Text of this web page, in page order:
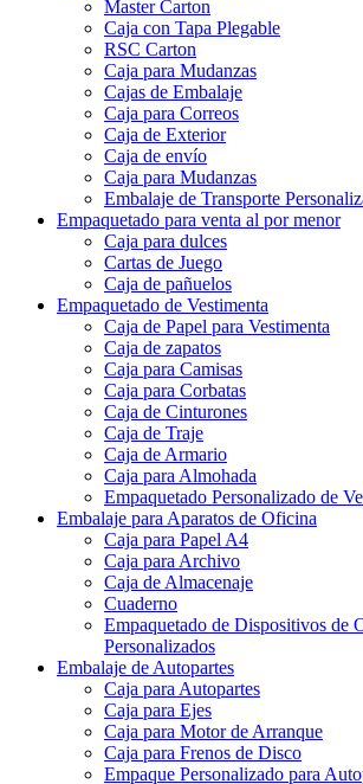
Master Carton
Caja con Tapa Plegable
RSC Carton
Caja para Mudanzas
Cajas de Embalaje
Caja para Correos
Caja de Exterior
Caja de envío
Caja para Mudanzas
Embalaje de Transporte
Empaquetado para venta al por menor
Caja para dulces
Cartas de Juego
Caja de pañuelos
Empaquetado de Vestimenta
Caja de Papel para Vestimenta
Caja de zapatos
Caja para Camisas
Caja para Corbatas
Caja de Cinturones
Caja de Traje
Caja de Armario
Caja para Almohada
Empaquetado Personalizado de
Embalaje para Aparatos de Oficina
Caja para Papel A4
Caja para Archivo
Caja de Almacenaje
Cuaderno
Empaquetado de Dispositivos de
Personalizados
Embalaje de Autopartes
Caja para Autopartes
Caja para Ejes
Caja para Motor de Arranque
Caja para Frenos de Disco
Empaque Personalizado para